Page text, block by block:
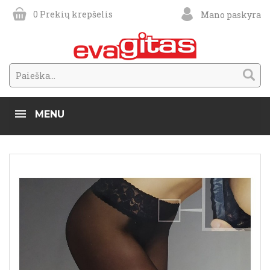
Mano paskyra
0 Prekių krepšelis
MENU